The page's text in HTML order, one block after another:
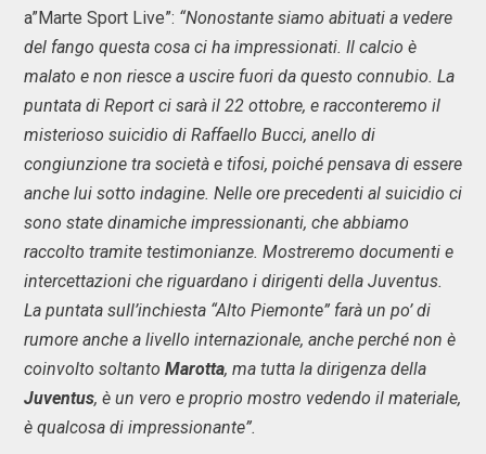
a”Marte Sport Live”: “Nonostante siamo abituati a vedere
del fango questa cosa ci ha impressionati. Il calcio è
malato e non riesce a uscire fuori da questo connubio. La
puntata di Report ci sarà il 22 ottobre, e racconteremo il
misterioso suicidio di Raffaello Bucci, anello di
congiunzione tra società e tifosi, poiché pensava di essere
anche lui sotto indagine. Nelle ore precedenti al suicidio ci
sono state dinamiche impressionanti, che abbiamo
raccolto tramite testimonianze. Mostreremo documenti e
intercettazioni che riguardano i dirigenti della Juventus.
La puntata sull’inchiesta “Alto Piemonte” farà un po’ di
rumore anche a livello internazionale, anche perché non è
coinvolto soltanto Marotta, ma tutta la dirigenza della
Juventus, è un vero e proprio mostro vedendo il materiale,
è qualcosa di impressionante”.